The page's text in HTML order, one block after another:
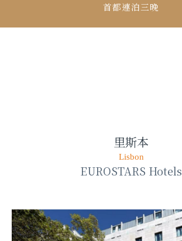
首都連泊三晚
里斯本
Lisbon
EUROSTARS Hotels